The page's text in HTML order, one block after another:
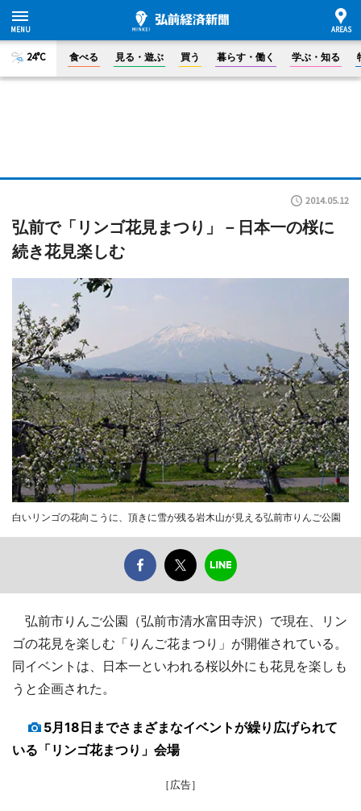
24°C 食べる 見る・遊ぶ 買う 暮らす・働く 学ぶ・知る
2014.05.12
弘前で「リンゴ花見まつり」－日本一の桜に
続き花見楽しむ
白いリンゴの花向こうに、頂きに雪が残る岩木山が見える弘前市りんご公園
弘前市りんご公園（弘前市清水富田寺沢）で現在、リン
ゴの花見を楽しむ「りんご花まつり」が開催されている。
同イベントは、日本一といわれる桜以外にも花見を楽しも
うと企画された。
5月18日までさまざまなイベントが繰り広げられて
いる「リンゴ花まつり」会場
［広告］